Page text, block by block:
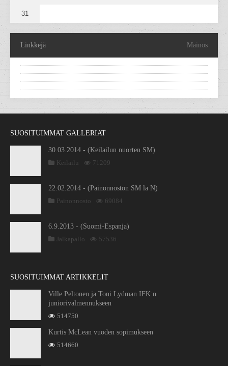
31
Linkkejä Mainos
SUOSITUIMMAT GALLERIAT
30.03.2014 - (Keilailun nuorten SM)
Keilailu
71209
22.02.2014 - (Painonnoston SM la N)
Painonnosto
69084
6.9.2013 - (Suomi-Espanja)
Jalkapallo
57536
SUOSITUIMMAT ARTIKKELIT
Ville Peltonen ja Toni Lydman IFK:n
juniorivalmennukseen
514750
Kurtis McLean vuoden sopimukseen
514660